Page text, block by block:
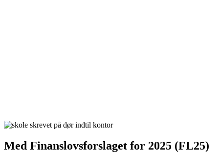
Med Finanslovsforslaget for 2025 (FL25)